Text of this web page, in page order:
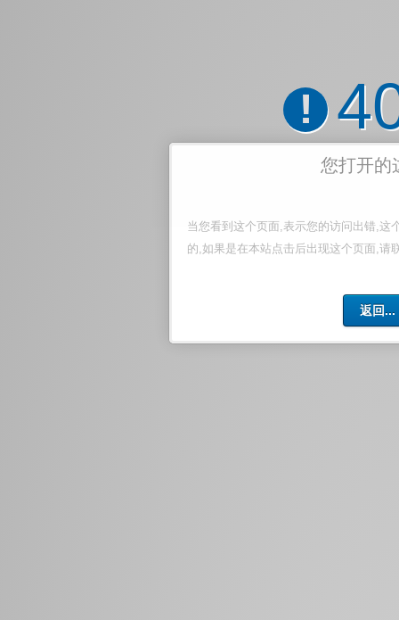
!
您打开的
当您看到这个页面,表示您的访问出错,这
的,如果是在本站点击后出现这个页面,请
返回...